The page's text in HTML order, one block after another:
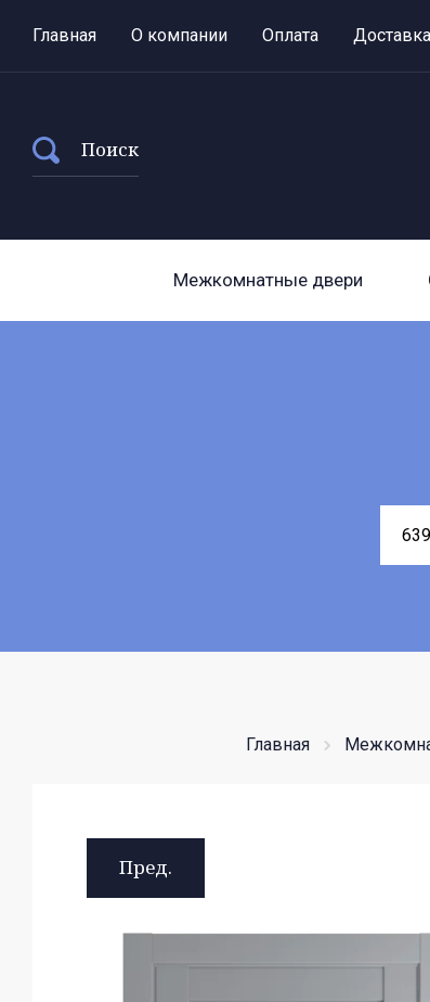
Главная О компании Оплата Доставка
Поиск
Межкомнатные двери
Главная
Пред.